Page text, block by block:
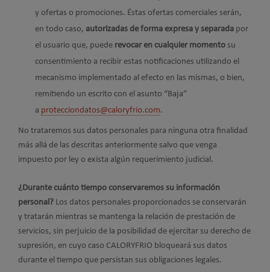
y ofertas o promociones. Éstas ofertas comerciales serán,
en todo caso, autorizadas de forma expresa y separada por
el usuario que, puede revocar en cualquier momento su
consentimiento a recibir estas notificaciones utilizando el
mecanismo implementado al efecto en las mismas, o bien,
remitiendo un escrito con el asunto “Baja”
a protecciondatos@caloryfrio.com.
No trataremos sus datos personales para ninguna otra finalidad
más allá de las descritas anteriormente salvo que venga
impuesto por ley o exista algún requerimiento judicial.
¿Durante cuánto tiempo conservaremos su información
personal? Los datos personales proporcionados se conservarán
y tratarán mientras se mantenga la relación de prestación de
servicios, sin perjuicio de la posibilidad de ejercitar su derecho de
supresión, en cuyo caso CALORYFRIO bloqueará sus datos
durante el tiempo que persistan sus obligaciones legales.